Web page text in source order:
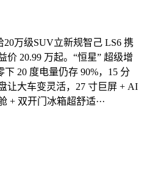
万级SUV立新规智己 LS6 携
价 20.99 万起。“恒星” 超级增
下 20 度电量仍存 90%，15 分
让大车变灵活，27 寸巨屏 + AI
+ 双开门冰箱超舒适···